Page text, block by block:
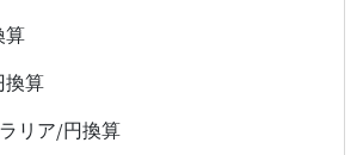
算
換算
リア/円換算